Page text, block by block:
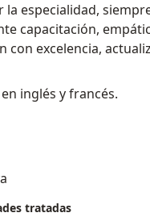
la especialidad,
capacitación,
con excelencia,
inglés y francés.
tratadas